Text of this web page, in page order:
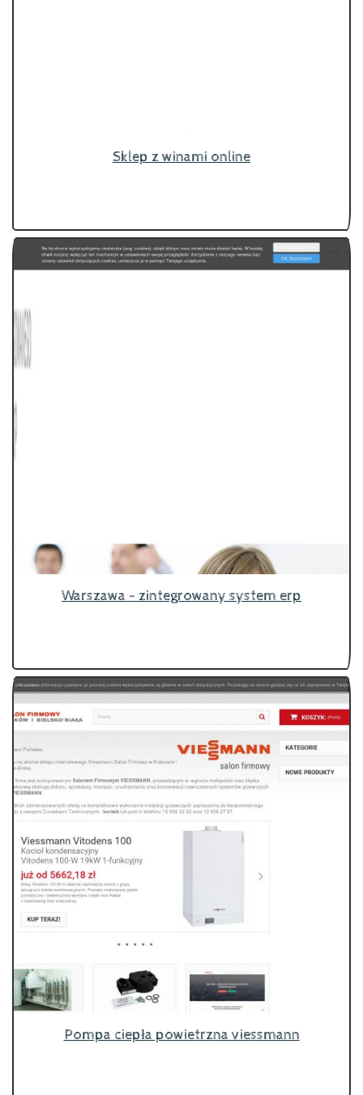
Sklep z winami online
Warszawa - zintegrowany system erp
Pompa ciepła powietrzna viessmann